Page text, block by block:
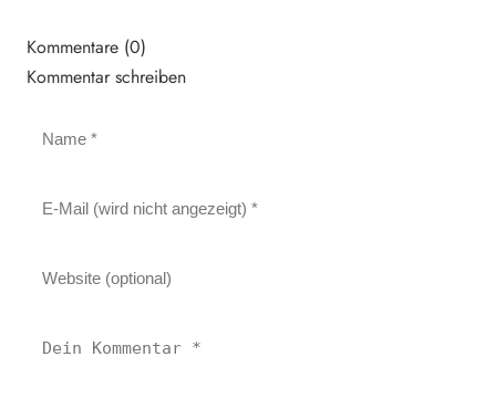
Kommentare (0)
Kommentar schreiben